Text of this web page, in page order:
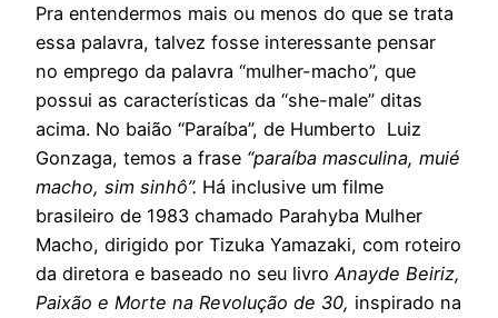
Pra entendermos mais ou menos do que se trata
essa palavra, talvez fosse interessante pensar
no emprego da palavra “mulher-macho”, que
possui as características da “she-male” ditas
acima. No baião “Paraíba”, de Humberto Luiz
Gonzaga, temos a frase “paraíba masculina, muié
macho, sim sinhô”. Há inclusive um filme
brasileiro de 1983 chamado Parahyba Mulher
Macho, dirigido por Tizuka Yamazaki, com roteiro
da diretora e baseado no seu livro Anayde Beiriz,
Paixão e Morte na Revolução de 30, inspirado na